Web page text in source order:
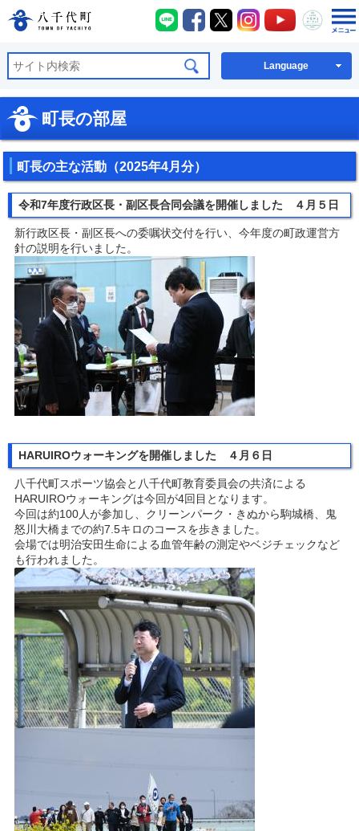
八千代町公式ホームページ
八千代町LINE
八千代町Facebook
八千代町X八千代町Instagram
八千代町
八千
Language
町長の部屋
町長の主な活動（2025年4月分）
令和7年度行政区長・副区長合同会議を開催しました ４月５日
新行政区長・副区長への委嘱状交付を行い、今年度の町政運営方
針の説明を行いました。
HARUIROウォーキングを開催しました ４月６日
八千代町スポーツ協会と八千代町教育委員会の共済による
HARUIROウォーキングは今回が4回目となります。
今回は約100人が参加し、クリーンパーク・きぬから駒城橋、鬼
怒川大橋までの約7.5キロのコースを歩きました。
会場では明治安田生命による血管年齢の測定やベジチェックなど
も行われました。